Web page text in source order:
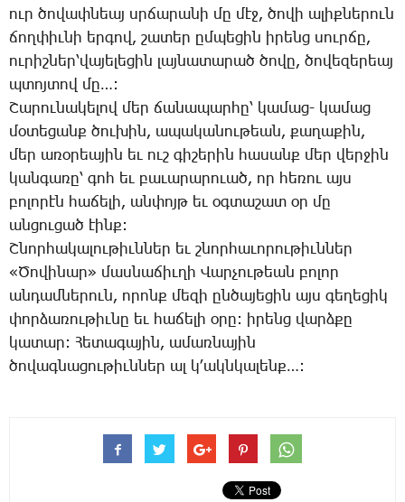
ուր ծո­վափ­նեայ սրճա­րա­նի մը մէջ, ծո­վի ա­լիք­նե­րուն
ճող­փիւ­նի եր­գով, շա­տեր ըմ­պե­ցին ի­րենց սուր­ճը,
ու­րիշ­ներ՝­վա­յե­լե­ցին լայ­նա­տա­րած ծո­վը, ծո­վե­զե­րեայ
պտոյ­տով մը…:
­Շա­րու­նա­կե­լով մեր ճա­նա­պար­հը՝ կա­մաց- կա­մաց
մօ­տե­ցանք ծու­խին, ա­պա­կա­նու­թեան, քա­ղա­քին,
մեր ա­ռօ­րեա­յին եւ ուշ գի­շե­րին հա­սանք մեր վեր­ջին
կան­գա­ռը՝ գոհ եւ բա­ւա­րա­րո­ւած, որ հե­ռու այս
բո­լո­րէն հա­ճե­լի, ան­փոյթ եւ օգ­տա­շատ օր մը
ան­ցու­ցած էինք:
Շ­նոր­հա­կա­լու­թիւն­ներ եւ շնոր­հա­ւո­րու­թիւն­ներ
«­Ծո­վի­նար» մաս­նա­ճիւ­ղի ­Վար­չու­թեան բո­լոր
ան­դամ­նե­րուն, ո­րոնք մե­զի ըն­ծա­յե­ցին այս գե­ղե­ցիկ
փոր­ձա­ռու­թիւ­նը եւ հա­ճե­լի օ­րը: ի­րենց վարձ­քը
կա­տար: ­Հե­տա­գա­յին, ա­մառ­նա­յին
ծո­վագ­նա­ցու­թիւն­ներ ալ կ­՚ակն­կա­լենք…: